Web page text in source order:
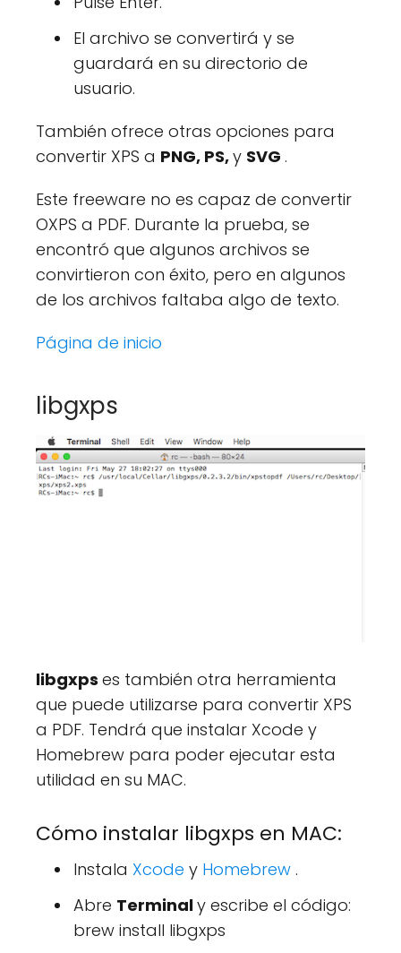
El archivo se convertirá y se
guardará en su directorio de
usuario.
También ofrece otras opciones para
convertir XPS a PNG, PS,y SVG .
Este freeware no es capaz de convertir
OXPS a PDF. Durante la prueba, se
encontró que algunos archivos se
convirtieron con éxito, pero en algunos
de los archivos faltaba algo de texto.
Página de inicio
libgxps
libgxps es también otra herramienta
que puede utilizarse para convertir XPS
a PDF. Tendrá que instalar Xcode y
Homebrew para poder ejecutar esta
utilidad en su MAC.
Cómo instalar libgxps en MAC:
Instala Xcode y Homebrew .
Abre Terminaly escribe el código:
brew install libgxps